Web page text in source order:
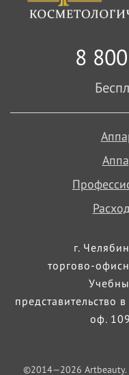
8
г.
торгово-
представительство
оф.
©2014—2026